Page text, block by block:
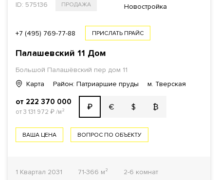
ID: 575136 ПРОДАЖА Новостройка
+7 (495) 769-77-88 ПРИСЛАТЬ ПРАЙС
Палашевский 11 Дом
Большой Палашёвский пер дом 11
Карта
Район: Патриаршие пруды м. Тверская
от 222 370 000
от 3 131 972 ₽/м² ₽ € $ ₿
ВАША ЦЕНА ВОПРОС ПО ОБЪЕКТУ
1 Квартал 2031 71-366 м²
2-6 комнат